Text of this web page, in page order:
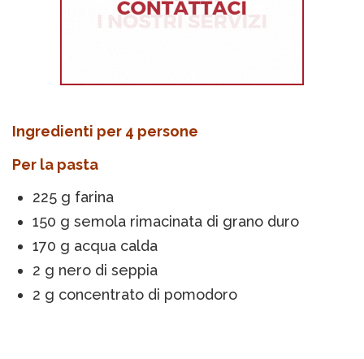
Ingredienti per 4 persone
Per la pasta
225 g farina
150 g semola rimacinata di grano duro
170 g acqua calda
2 g nero di seppia
2 g concentrato di pomodoro